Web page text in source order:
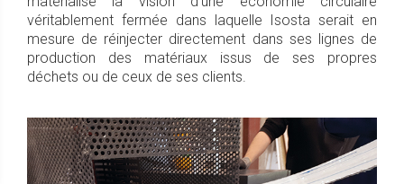
véritablement fermée dans laquelle Isosta serait en
mesure de réinjecter directement dans ses lignes de
production des matériaux issus de ses propres
déchets ou de ceux de ses clients.